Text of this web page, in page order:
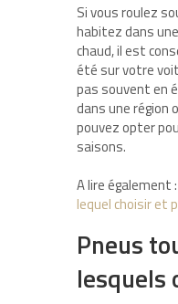
Si vous roulez
habitez dans
chaud, il est
été sur votre
pas souvent en
dans une région
pouvez opter
saisons.
A lire également :
lequel choisir et
Pneus
lesquels